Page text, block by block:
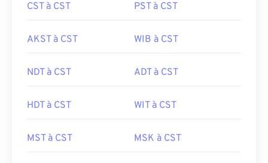
CST à CST PST à CST
AKST à CST WIB à CST
NDT à CST ADT à CST
HDT à CST WIT à CST
MST à CST MSK à CST